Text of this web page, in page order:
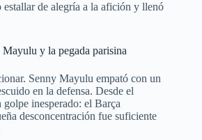
de alegría a la afición y llenó
y la pegada parisina
Senny Mayulu empató con un
en la defensa. Desde el
inesperado: el Barça
desconcentración fue suficiente